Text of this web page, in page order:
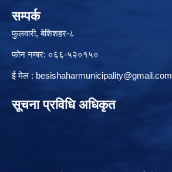
सम्पर्क
फुलवारी, बेशिशहर-८
फोन नम्बर: ०६६-५२०१५०
ई मेल : besishaharmunicipality@gmail.com
सूचना प्रविधि अधिकृत